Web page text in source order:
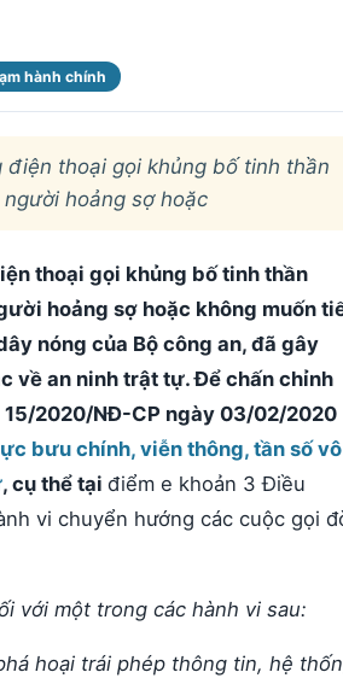
hành chính
thoại gọi khủng bố tinh thần
hoảng sợ hoặc
thoại gọi khủng bố tinh thần
hoảng sợ hoặc không muốn
nóng của Bộ công an, đã gây
về an ninh trật tự. Để chấn chỉnh
15/2020/NĐ-CP ngày 03/02/2020
bưu chính, viễn thông, tần số vô
, cụ thể tại điểm e khoản 3 Điều
vi chuyển hướng các cuộc gọi
với một trong các hành vi sau:
hoại trái phép thông tin, hệ